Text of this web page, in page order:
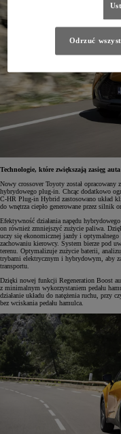
Technologie, które zwiększają zasięg auta
Nowy crossover Toyoty został
hybrydowego plug-in. Chcąc dodatkowo
C-HR Plug-in Hybrid zastosowano układ
do wnętrza ciepło generowane przez silnik
Efektywność działania napędu
on również zmniejszyć zużycie paliwa.
uczy się ekonomicznej jazdy i optymalnego
zachowaniu kierowcy. System bierze pod
terenu. Optymalizuje zużycie baterii,
trybami elektrycznym i hybrydowym, aby
transportu.
Dzięki nowej funkcji Regeneration Boost
z minimalnym wykorzystaniem pedału
działanie układu do natężenia ruchu, przy
bez wciskania pedału hamulca.
Odrzuć